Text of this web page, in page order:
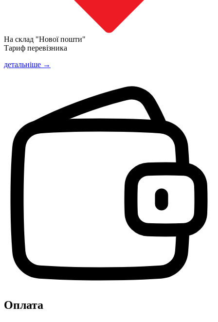
На склад "Нової пошти"
Тариф перевізника
детальніше →
Оплата